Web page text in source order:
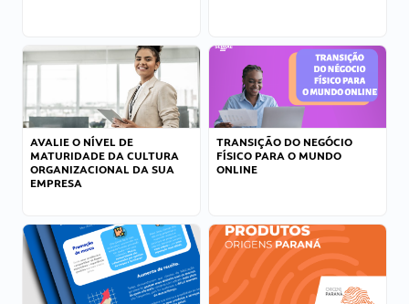
AVALIE O NÍVEL DE
MATURIDADE DA CULTURA
ORGANIZACIONAL DA SUA
EMPRESA
TRANSIÇÃO DO NEGÓCIO
FÍSICO PARA O MUNDO
ONLINE